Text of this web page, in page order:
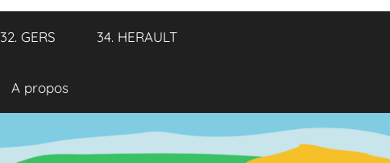
32. GERS 34. HERAULT
A propos